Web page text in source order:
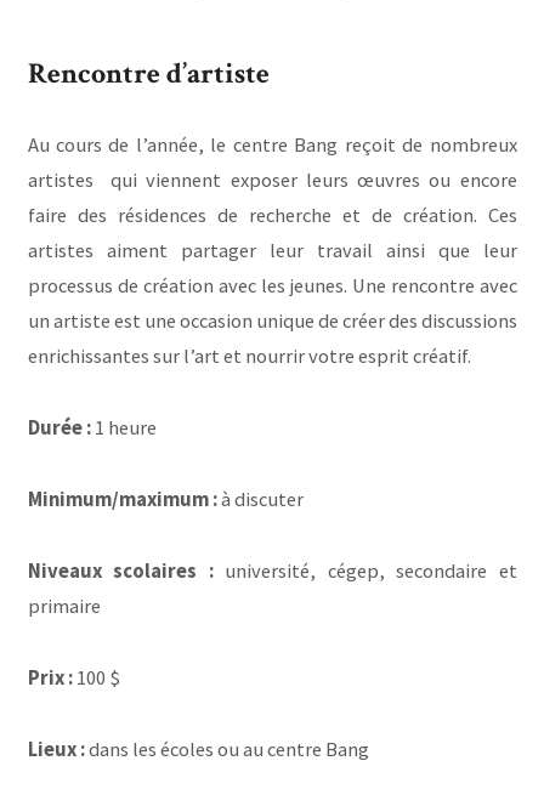
Rencontre d’artiste
Au cours de l’année, le centre Bang reçoit de nombreux
artistes qui viennent exposer leurs œuvres ou encore
faire des résidences de recherche et de création. Ces
artistes aiment partager leur travail ainsi que leur
processus de création avec les jeunes. Une rencontre avec
un artiste est une occasion unique de créer des discussions
enrichissantes sur l’art et nourrir votre esprit créatif.
Durée :1 heure
Minimum/maximum :à discuter
Niveaux scolaires :université, cégep, secondaire et
primaire
Prix :100 $
Lieux :dans les écoles ou au centre Bang